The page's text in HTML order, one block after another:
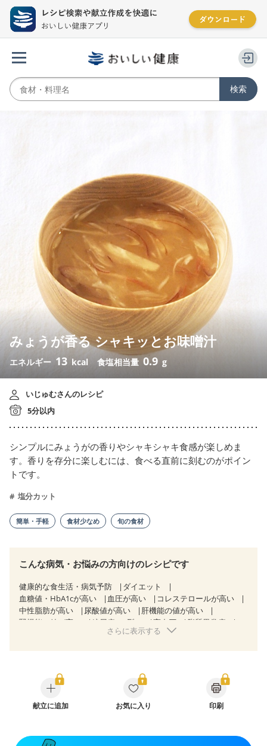
みょうが香る シャキッとお味噌汁
エネルギー 13 kcal 食塩相当量 0.9 g
いじゅむさんのレシピ
5分以内
シンプルにみょうがの香りやシャキシャキ食感が楽しめま
す。香りを存分に楽しむには、食べる直前に刻むのがポイン
トです。
塩分カット
簡単・手軽 食材少なめ 旬の食材
こんな病気・お悩みの方向けのレシピです
健康的な食生活・病気予防
ダイエット
血糖値・HbA1cが高い
血圧が高い
コレステロールが高い
中性脂肪が高い
尿酸値が高い
肝機能の値が高い
腎機能の値が高い
糖尿病（2型） 高血圧
脂質異常症
狭心症 心筋梗塞
CKD（ステージ２）
CKD（ステージ３a）
CKD（ステージ３b）
乳がん（抗がん剤治療中）
乳がん（ホルモン療法中）
乳がん（放射線治療中）
妊婦健診・体重増加が気になる（初期）
さらに表示する
献立に追加 お気に入り 印刷